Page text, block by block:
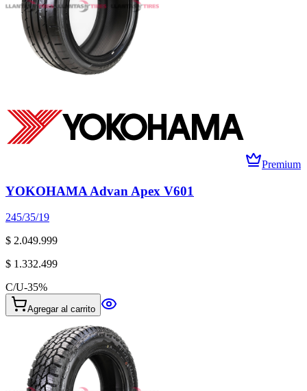
Premium
YOKOHAMA Advan Apex V601
245/35/19
$ 2.049.999
$ 1.332.499
C/U-35%
Agregar al carrito